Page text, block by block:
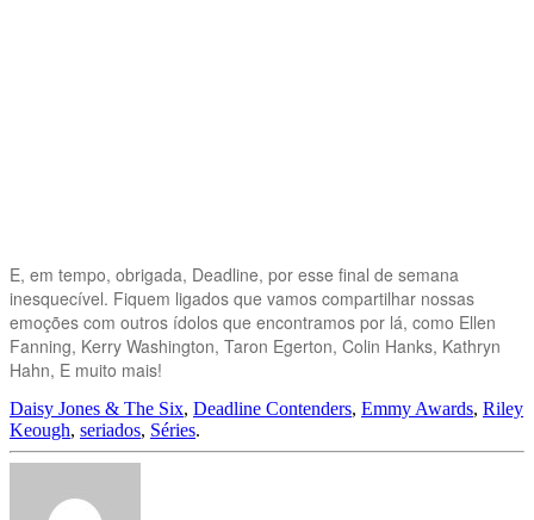
E, em tempo, obrigada, Deadline, por esse final de semana
inesquecível. Fiquem ligados que vamos compartilhar nossas
emoções com outros ídolos que encontramos por lá, como Ellen
Fanning, Kerry Washington, Taron Egerton, Colin Hanks, Kathryn
Hahn, E muito mais!
Daisy Jones & The Six, Deadline Contenders, Emmy Awards, Riley
Keough, seriados, Séries.